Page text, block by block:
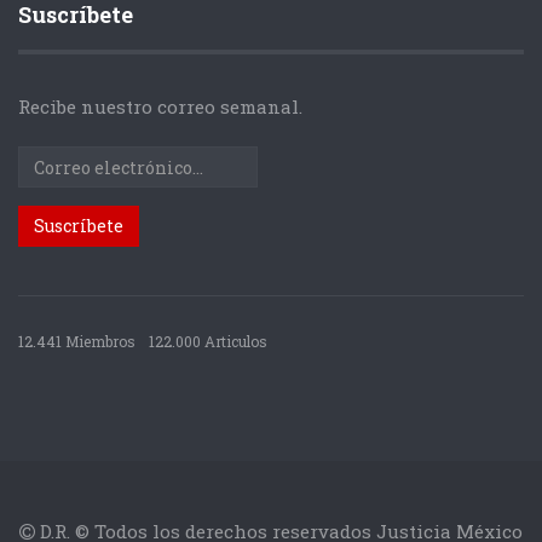
Suscríbete
Recibe nuestro correo semanal.
12.441 Miembros 122.000 Articulos
D.R. © Todos los derechos reservados Justicia México